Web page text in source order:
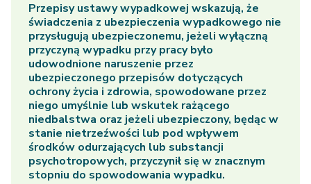
Przepisy ustawy wypadkowej wskazują, że
świadczenia z ubezpieczenia wypadkowego nie
przysługują ubezpieczonemu, jeżeli wyłączną
przyczyną wypadku przy pracy było
udowodnione naruszenie przez
ubezpieczonego przepisów dotyczących
ochrony życia i zdrowia, spowodowane przez
niego umyślnie lub wskutek rażącego
niedbalstwa oraz jeżeli ubezpieczony, będąc w
stanie nietrzeźwości lub pod wpływem
środków odurzających lub substancji
psychotropowych, przyczynił się w znacznym
stopniu do spowodowania wypadku.